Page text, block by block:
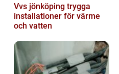
Vvs jönköping trygga
installationer för värme
och vatten